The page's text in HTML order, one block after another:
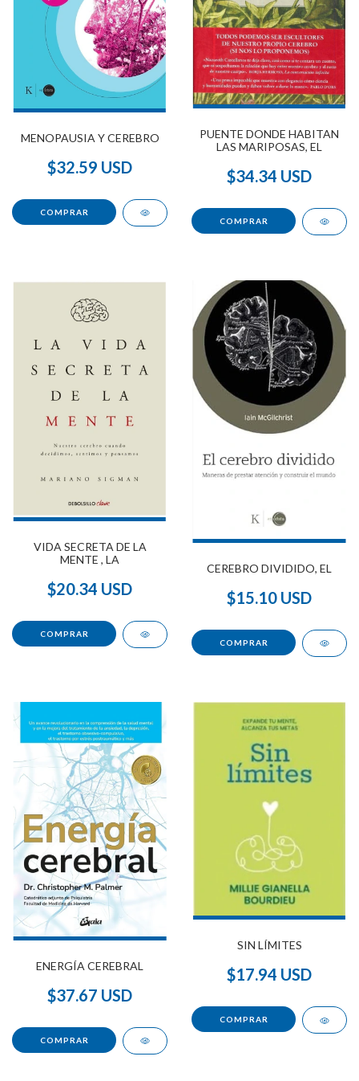
MENOPAUSIA Y CEREBRO
$32.59 USD
PUENTE DONDE HABITAN
LAS MARIPOSAS, EL
$34.34 USD
VIDA SECRETA DE LA
MENTE , LA
$20.34 USD
CEREBRO DIVIDIDO, EL
$15.10 USD
ENERGÍA CEREBRAL
$37.67 USD
SIN LÍMITES
$17.94 USD